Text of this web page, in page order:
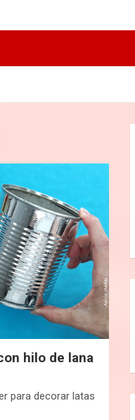
hilo de lana
para decorar latas